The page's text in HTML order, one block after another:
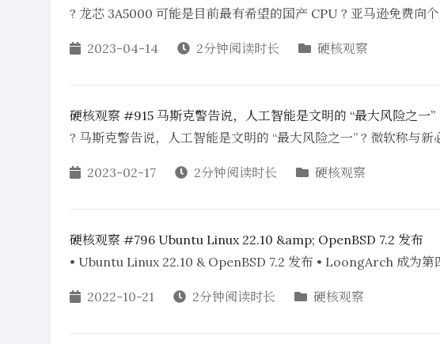
? 龙芯 3A5000 可能是目前最有希望的国产 CPU ? 亚马逊免费
2023-04-14 2分钟阅读时长 硬核观察
硬核观察 #915 马斯克警告说，人工智能是文明的 “最大风险之一”
? 马斯克警告说，人工智能是文明的 “最大风险之一” ? 微软称与
2023-02-17 2分钟阅读时长 硬核观察
硬核观察 #796 Ubuntu Linux 22.10 &amp; OpenBSD 7.2 发布
• Ubuntu Linux 22.10 & OpenBSD 7.2 发布 • LoongArch 成为
2022-10-21 2分钟阅读时长 硬核观察